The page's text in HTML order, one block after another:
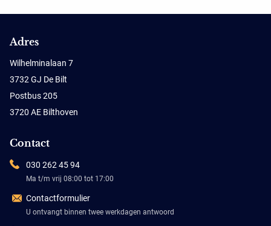
Adres
Wilhelminalaan 7
3732 GJ De Bilt
Postbus 205
3720 AE Bilthoven
Contact
030 262 45 94
Ma t/m vrij 08:00 tot 17:00
Contactformulier
U ontvangt binnen twee werkdagen antwoord